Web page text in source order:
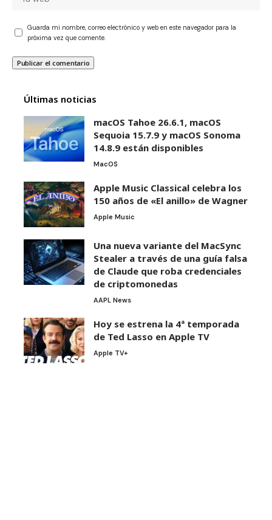
Guarda mi nombre, correo electrónico y web en este navegador para la
próxima vez que comente.
Últimas noticias
macOS Tahoe 26.6.1, macOS
Sequoia 15.7.9 y macOS Sonoma
14.8.9 están disponibles
MacOS
Apple Music Classical celebra los
150 años de «El anillo» de Wagner
Apple Music
Una nueva variante del MacSync
Stealer a través de una guía falsa
de Claude que roba credenciales
de criptomonedas
AAPL News
Hoy se estrena la 4ª temporada
de Ted Lasso en Apple TV
Apple TV+